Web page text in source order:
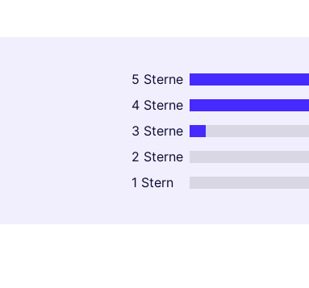
5 Sterne
4 Sterne
3 Sterne
2 Sterne
1 Stern